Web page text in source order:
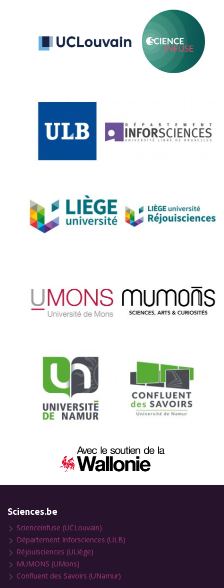
Sciences.be
Scienceinfuse (UCLouvain)
Département Inforsciences (ULB)
Réjouisciences (ULiège)
MUMONS (UMons)
Confluent des Savoirs (UNamur)